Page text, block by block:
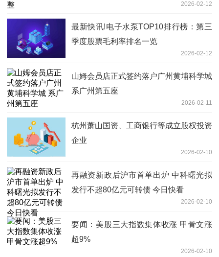
2026-02-12
最新快讯!电子水泵TOP10排行榜：第三
季度股票毛利率排名一览
2026-02-12
山姆会员店正式签约落户广州黄埔科学城
系广州第五座
2026-02-11
杭州萧山国资、工商银行等成立股权投资
企业
2026-02-10
再融资新政后沪市首单出炉 中科曙光拟
发行不超80亿元可转债 今日快看
2026-02-10
要闻：美股三大指数集体收涨 甲骨文涨
超9%
2026-02-10